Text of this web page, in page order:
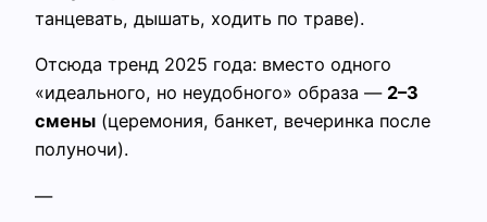
танцевать, дышать, ходить по траве).
Отсюда тренд 2025 года: вместо одного
«идеального, но неудобного» образа — 2–3
смены (церемония, банкет, вечеринка после
полуночи).
—